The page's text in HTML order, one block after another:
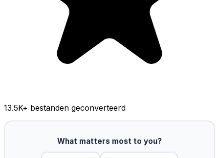
13.5K+ bestanden geconverteerd
What matters most to you?